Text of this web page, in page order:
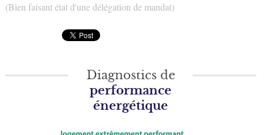
(Bien faisant état d'une délégation de mandat)
Diagnostics de
performance
énergétique